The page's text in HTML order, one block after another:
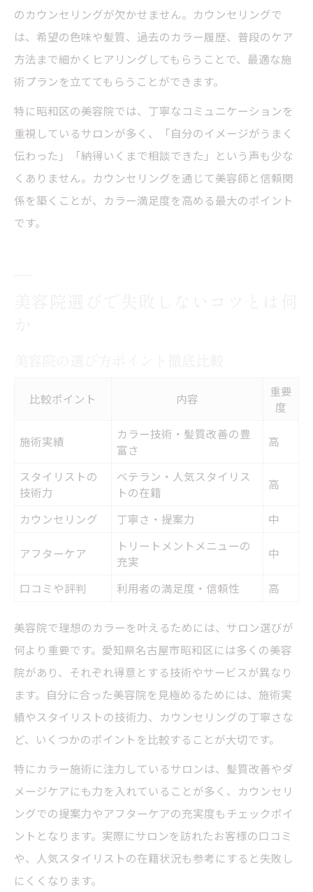
のカウンセリングが欠かせません。カウンセリングで
は、希望の色味や髪質、過去のカラー履歴、普段のケア
方法まで細かくヒアリングしてもらうことで、最適な施
術プランを立ててもらうことができます。
特に昭和区の美容院では、丁寧なコミュニケーションを
重視しているサロンが多く、「自分のイメージがうまく
伝わった」「納得いくまで相談できた」という声も少な
くありません。カウンセリングを通じて美容師と信頼関
係を築くことが、カラー満足度を高める最大のポイント
です。
比較ポイント 内容
重要
度
施術実績
カラー技術・髪質改善の豊
富さ
高
スタイリストの
技術力
ベテラン・人気スタイリス
トの在籍
高
カウンセリング 丁寧さ・提案力 中
アフターケア
トリートメントメニューの
充実
中
口コミや評判 利用者の満足度・信頼性 高
美容院で理想のカラーを叶えるためには、サロン選びが
何より重要です。愛知県名古屋市昭和区には多くの美容
院があり、それぞれ得意とする技術やサービスが異なり
ます。自分に合った美容院を見極めるためには、施術実
績やスタイリストの技術力、カウンセリングの丁寧さな
ど、いくつかのポイントを比較することが大切です。
特にカラー施術に注力しているサロンは、髪質改善やダ
メージケアにも力を入れていることが多く、カウンセリ
ングでの提案力やアフターケアの充実度もチェックポイ
ントとなります。実際にサロンを訪れたお客様の口コミ
や、人気スタイリストの在籍状況も参考にすると失敗し
にくくなります。